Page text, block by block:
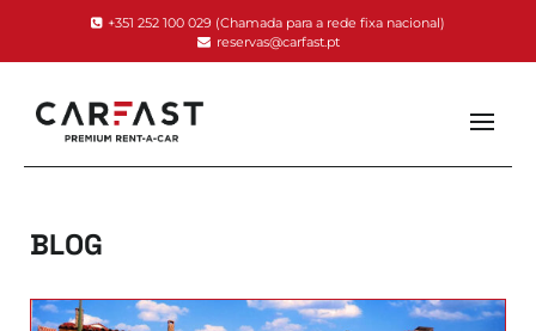
+351 252 100 029 (Chamada para a rede fixa nacional)
reservas@carfast.pt
BLOG